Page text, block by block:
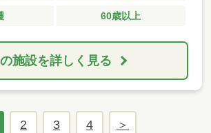
60歳以上
施設を詳しく見る
2 3 4